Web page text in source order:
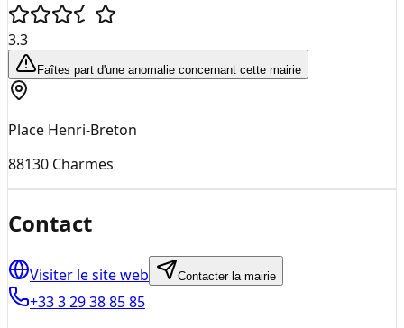
3.3
Faîtes part d'une anomalie concernant cette mairie
Place Henri-Breton
88130 Charmes
Contact
Visiter le site web Contacter la mairie
+33 3 29 38 85 85